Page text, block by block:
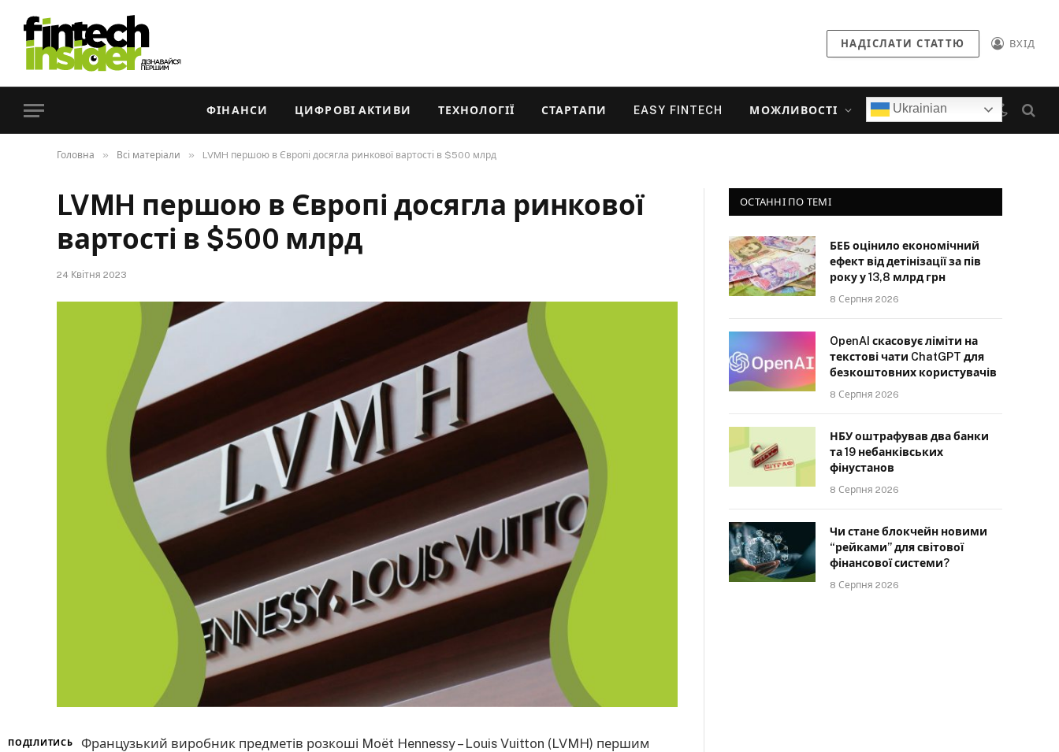
НАДІСЛАТИ СТАТТЮ ВХІД
ФІНАНСИ ЦИФРОВІ АКТИВИ ТЕХНОЛОГІЇ СТАРТАПИ EASY FINTECH МОЖЛИВОСТІ Ukrainian
Головна » Всі матеріали » LVMH першою в Європі досягла ринкової вартості в $500 млрд
LVMH першою в Європі досягла ринкової
вартості в $500 млрд
24 Квітня 2023
ПОДІЛИТИСЬ
Французький виробник предметів розкоші Moët Hennessy – Louis Vuitton (LVMH) першим
ОСТАННІ ПО ТЕМІ
БЕБ оцінило економічний
ефект від детінізації за пів
року у 13,8 млрд грн
8 Серпня 2026
OpenAI скасовує ліміти на
текстові чати ChatGPT для
безкоштовних користувачів
8 Серпня 2026
НБУ оштрафував два банки
та 19 небанківських
фінустанов
8 Серпня 2026
Чи стане блокчейн новими
“рейками” для світової
фінансової системи?
8 Серпня 2026